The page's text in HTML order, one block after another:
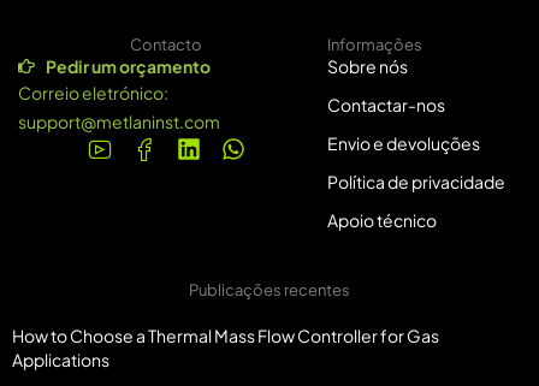
Contacto
Pedir um orçamento
Correio eletrónico:
support@metlaninst.com
Informações
Sobre nós
Contactar-nos
Envio e devoluções
Política de privacidade
Apoio técnico
Publicações recentes
How to Choose a Thermal Mass Flow Controller for Gas
Applications